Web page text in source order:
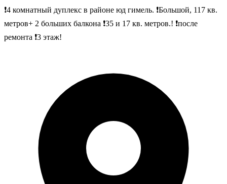
❗4 комнатный дуплекс в районе юд гимель. ❗Большой, 117 кв.
метров+ 2 больших балкона ❗35 и 17 кв. метров.! ❗после
ремонта ❗3 этаж!